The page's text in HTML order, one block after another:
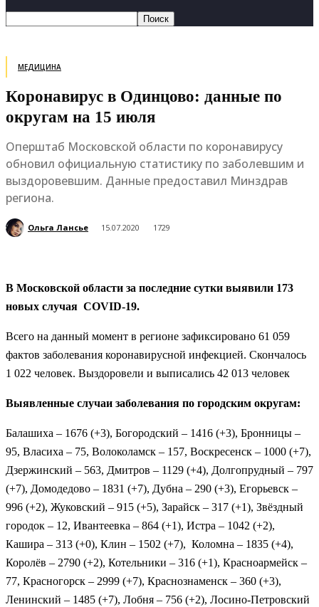
МЕДИЦИНА
Коронавирус в Одинцово: данные по
округам на 15 июля
Оперштаб Московской области по коронавирусу
обновил официальную статистику по заболевшим и
выздоровевшим. Данные предоставил Минздрав
региона.
Ольга Лансье 15.07.2020 1729
В Московской области за последние сутки выявили 173
новых случая COVID-19.
Всего на данный момент в регионе зафиксировано 61 059
фактов заболевания коронавирусной инфекцией. Скончалось
1 022 человек. Выздоровели и выписались 42 013 человек
Выявленные случаи заболевания по городским округам:
Балашиха – 1676 (+3), Богородский – 1416 (+3), Бронницы –
95, Власиха – 75, Волоколамск – 157, Воскресенск – 1000 (+7),
Дзержинский – 563, Дмитров – 1129 (+4), Долгопрудный – 797
(+7), Домодедово – 1831 (+7), Дубна – 290 (+3), Егорьевск –
996 (+2), Жуковский – 915 (+5), Зарайск – 317 (+1), Звёздный
городок – 12, Ивантеевка – 864 (+1), Истра – 1042 (+2),
Кашира – 313 (+0), Клин – 1502 (+7), Коломна – 1835 (+4),
Королёв – 2790 (+2), Котельники – 316 (+1), Красноармейск –
77, Красногорск – 2999 (+7), Краснознаменск – 360 (+3),
Ленинский – 1485 (+7), Лобня – 756 (+2), Лосино-Петровский